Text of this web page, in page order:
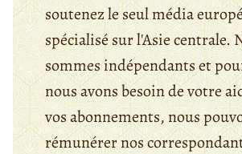
soutenez le seul média
spécialisé sur l'Asie centrale.
sommes indépendants et
nous avons besoin de votre
vos abonnements, nous
rémunérer nos